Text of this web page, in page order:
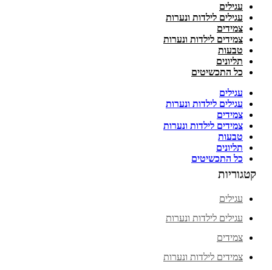
עגילים
עגילים לילדות ונערות
צמידים
צמידים לילדות ונערות
טבעות
תליונים
כל התכשיטים
עגילים
עגילים לילדות ונערות
צמידים
צמידים לילדות ונערות
טבעות
תליונים
כל התכשיטים
קטגוריות
עגילים
עגילים לילדות ונערות
צמידים
צמידים לילדות ונערות